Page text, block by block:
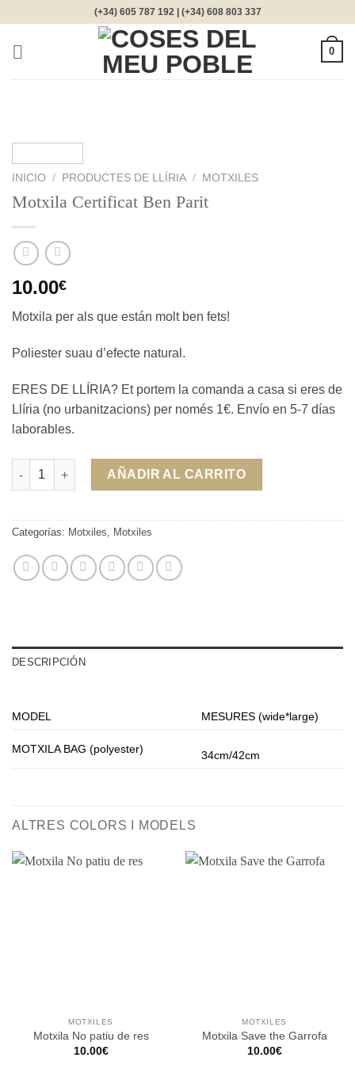
contenido
(+34) 605 787 192 | (+34) 608 803 337
0
INICIO / PRODUCTES DE LLÍRIA / MOTXILES
Motxila Certificat Ben Parit
10.00€
Motxila per als que están molt ben fets!
Poliester suau d’efecte natural.
ERES DE LLÍRIA? Et portem la comanda a casa si eres de
Llíria (no urbanitzacions) per només 1€. Envío en 5-7 días
laborables.
Motxila Certificat Ben Parit cantidad
AÑADIR AL CARRITO
Categorías: Motxiles Motxiles
DESCRIPCIÓN
MODEL MESURES (wide*large)
MOTXILA BAG (polyester) 34cm/42cm
ALTRES COLORS I MODELS
MOTXILES
Motxila No patiu de res
10.00€
MOTXILES
Motxila Save the Garrofa
10.00€